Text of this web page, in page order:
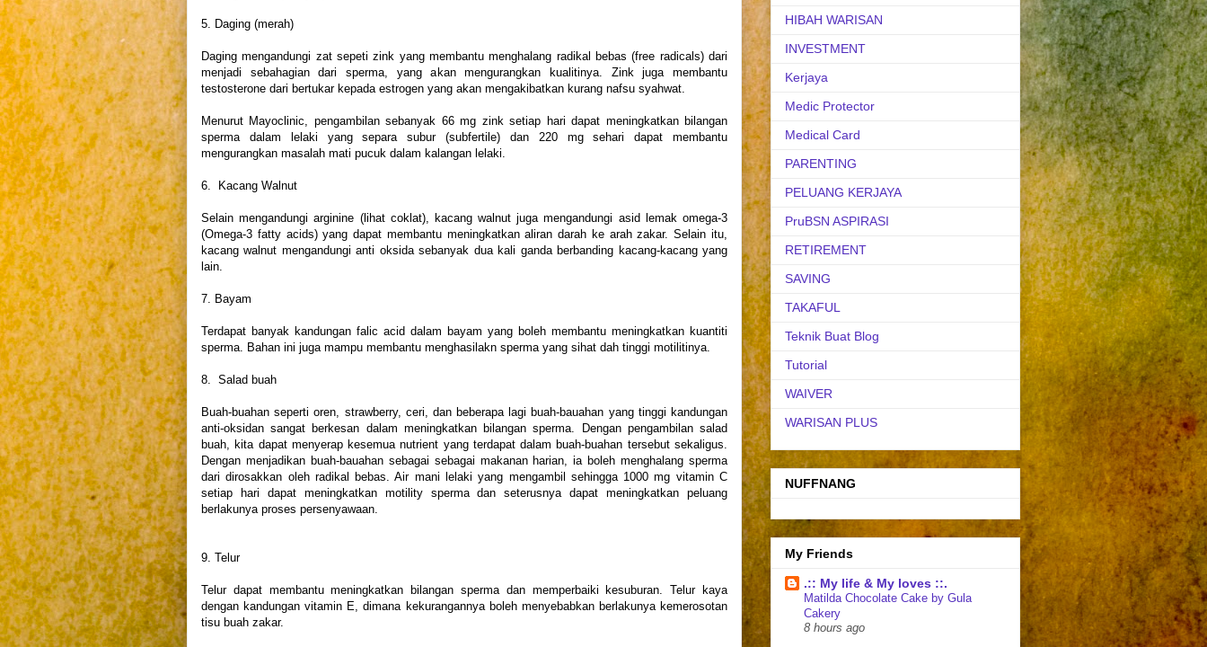
5. Daging (merah)
Daging mengandungi zat sepeti zink yang membantu menghalang radikal bebas (free radicals) dari
menjadi sebahagian dari sperma, yang akan mengurangkan kualitinya. Zink juga membantu
testosterone dari bertukar kepada estrogen yang akan mengakibatkan kurang nafsu syahwat.
Menurut Mayoclinic, pengambilan sebanyak 66 mg zink setiap hari dapat meningkatkan bilangan
sperma dalam lelaki yang separa subur (subfertile) dan 220 mg sehari dapat membantu
mengurangkan masalah mati pucuk dalam kalangan lelaki.
6. Kacang Walnut
Selain mengandungi arginine (lihat coklat), kacang walnut juga mengandungi asid lemak omega-3
(Omega-3 fatty acids) yang dapat membantu meningkatkan aliran darah ke arah zakar. Selain itu,
kacang walnut mengandungi anti oksida sebanyak dua kali ganda berbanding kacang-kacang yang
lain.
7. Bayam
Terdapat banyak kandungan falic acid dalam bayam yang boleh membantu meningkatkan kuantiti
sperma. Bahan ini juga mampu membantu menghasilakn sperma yang sihat dah tinggi motilitinya.
8. Salad buah
Buah-buahan seperti oren, strawberry, ceri, dan beberapa lagi buah-bauahan yang tinggi kandungan
anti-oksidan sangat berkesan dalam meningkatkan bilangan sperma. Dengan pengambilan salad
buah, kita dapat menyerap kesemua nutrient yang terdapat dalam buah-buahan tersebut sekaligus.
Dengan menjadikan buah-bauahan sebagai sebagai makanan harian, ia boleh menghalang sperma
dari dirosakkan oleh radikal bebas. Air mani lelaki yang mengambil sehingga 1000 mg vitamin C
setiap hari dapat meningkatkan motility sperma dan seterusnya dapat meningkatkan peluang
berlakunya proses persenyawaan.
9. Telur
Telur dapat membantu meningkatkan bilangan sperma dan memperbaiki kesuburan. Telur kaya
dengan kandungan vitamin E, dimana kekurangannya boleh menyebabkan berlakunya kemerosotan
tisu buah zakar.
HIBAH WARISAN
INVESTMENT
Kerjaya
Medic Protector
Medical Card
PARENTING
PELUANG KERJAYA
PruBSN ASPIRASI
RETIREMENT
SAVING
TAKAFUL
Teknik Buat Blog
Tutorial
WAIVER
WARISAN PLUS
NUFFNANG
My Friends
.:: My life & My loves ::.
Matilda Chocolate Cake by Gula
Cakery
8 hours ago